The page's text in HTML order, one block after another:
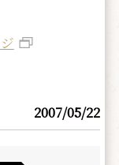
2007/05/22